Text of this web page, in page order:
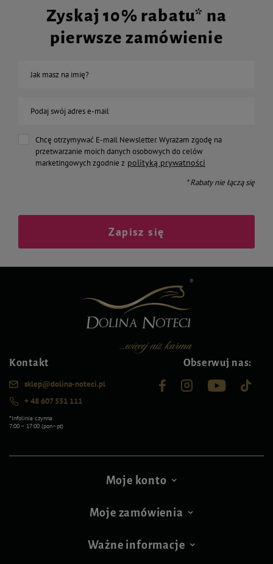
Zyskaj 10% rabatu* na
pierwsze zamówienie
Jak masz na imię?
Podaj swój adres e-mail
Chcę otrzymywać E-mail Newsletter. Wyrażam zgodę na
przetwarzanie moich danych osobowych do celów
marketingowych zgodnie z polityką prywatności
* Rabaty nie łączą się
Zapisz się
Kontakt
sklep@dolina-noteci.pl
+ 48 607 551 111
*Infolinia czynna
7:00 – 17:00 (pon–pt)
Obserwuj nas:
Moje konto
Moje zamówienia
Ważne informacje